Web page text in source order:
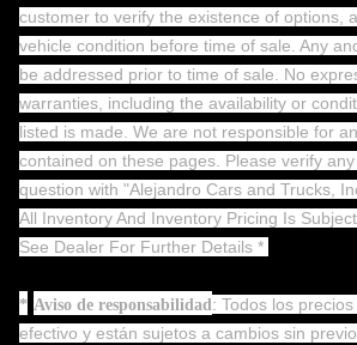
customer to verify the existence of options,
vehicle condition before time of sale. Any
be addressed prior to time of sale. No
warranties, including the availability or
listed is made. We are not responsible for
contained on these pages. Please verify
question with "Alejandro Cars and Trucks,
All Inventory And Inventory Pricing Is
See Dealer For Further Details *
* Aviso de responsabilidad: Todos los
efectivo y están sujetos a cambios sin